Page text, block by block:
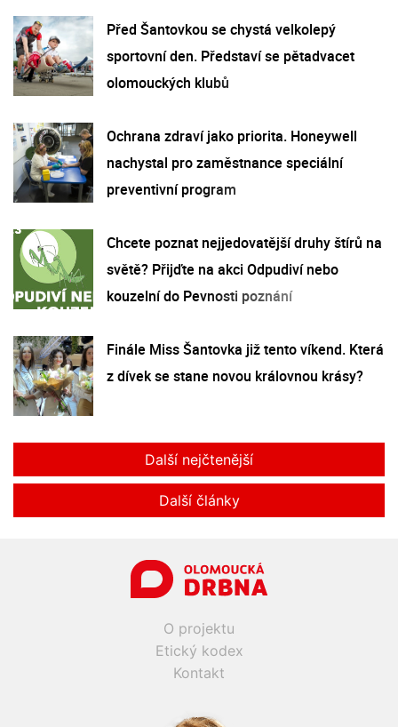
Před Šantovkou se chystá velkolepý
sportovní den. Představí se pětadvacet
olomouckých klubů
Ochrana zdraví jako priorita. Honeywell
nachystal pro zaměstnance speciální
preventivní program
Chcete poznat nejjedovatější druhy štírů na
světě? Přijďte na akci Odpudiví nebo
kouzelní do Pevnosti poznání
Finále Miss Šantovka již tento víkend. Která
z dívek se stane novou královnou krásy?
Další nejčtenější
Další články
O projektu
Etický kodex
Kontakt